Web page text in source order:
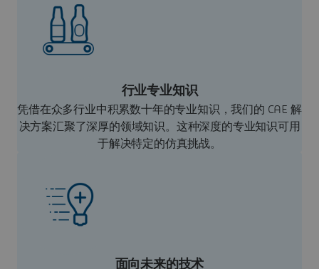
行业专业知识
凭借在众多行业中积累数十年的专业知识，我们的 CAE 解
决方案汇聚了深厚的领域知识。这种深度的专业知识可用
于解决特定的仿真挑战。
面向未来的技术